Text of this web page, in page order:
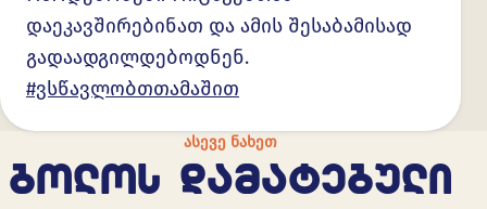
დაეკავშირებინათ და ამის შესაბამისად
გადაადგილდებოდნენ.
#ვსწავლობთთამაშით
ᲐᲡᲔᲕᲔ ᲜᲐᲮᲔᲗ
ᲑᲝᲚᲝᲡ ᲓᲐᲛᲐᲢᲔᲑᲣᲚᲘ